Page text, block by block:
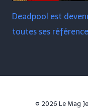
Deadpool est
toutes ses
© 2026 Le Mag